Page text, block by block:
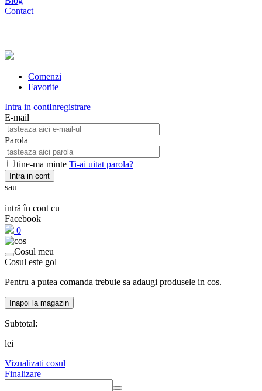
Contact
Comenzi
Favorite
Intra in contInregistrare
E-mail
Parola
tine-ma minte Ti-ai uitat parola?
Intra in cont
sau
intră în cont cu
Facebook
0
Cosul meu
Cosul este gol
Pentru a putea comanda trebuie sa adaugi produsele in cos.
Inapoi la magazin
Subtotal:
lei
Vizualizati cosul
Finalizare